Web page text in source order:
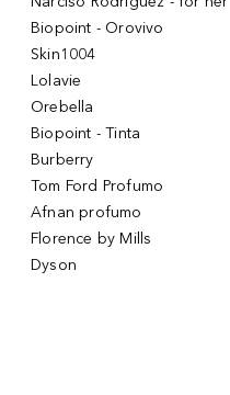
Biopoint - Orovivo
Skin1004
Lolavie
Orebella
Biopoint - Tinta
Burberry
Tom Ford Profumo
Afnan profumo
Florence by Mills
Dyson